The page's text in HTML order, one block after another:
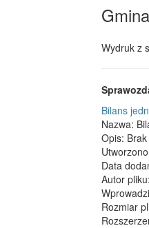
Wydruk z
Bilans
Nazwa:
Opis:
Data
Autor
Rozmiar